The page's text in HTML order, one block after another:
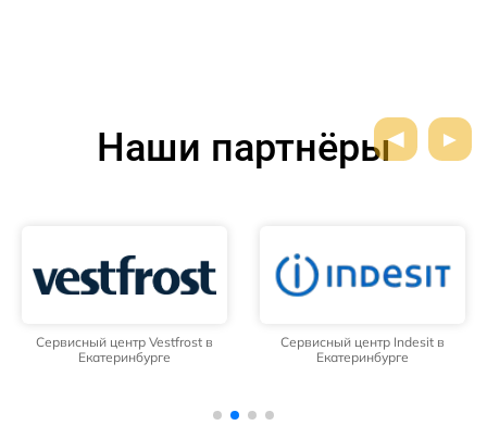
Наши партнёры
Сервисный центр Vestfrost в
Екатеринбурге
Сервисный центр Indesit в
Екатеринбурге